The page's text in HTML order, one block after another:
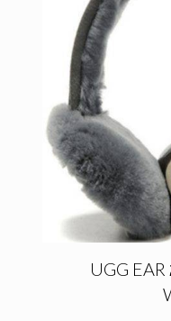
מחמם אוזניים האגג UGG EAR